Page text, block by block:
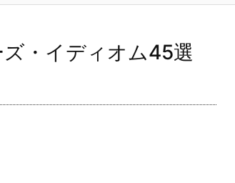
・イディオム45選